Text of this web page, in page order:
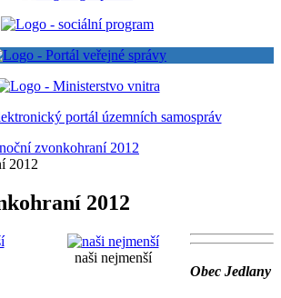
zvonkohraní 2012
2012
2012
naši nejmenší
Obec Jedlany